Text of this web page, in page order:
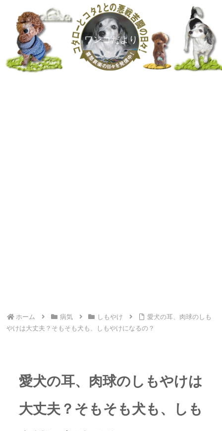
ワンコだより
ホーム 病気 しもやけ
愛犬の耳、肉球のしも
やけは大丈夫？そもそも犬も、しもやけになるの？
愛犬の耳、肉球のしもやけは
大丈夫？そもそも犬も、しも